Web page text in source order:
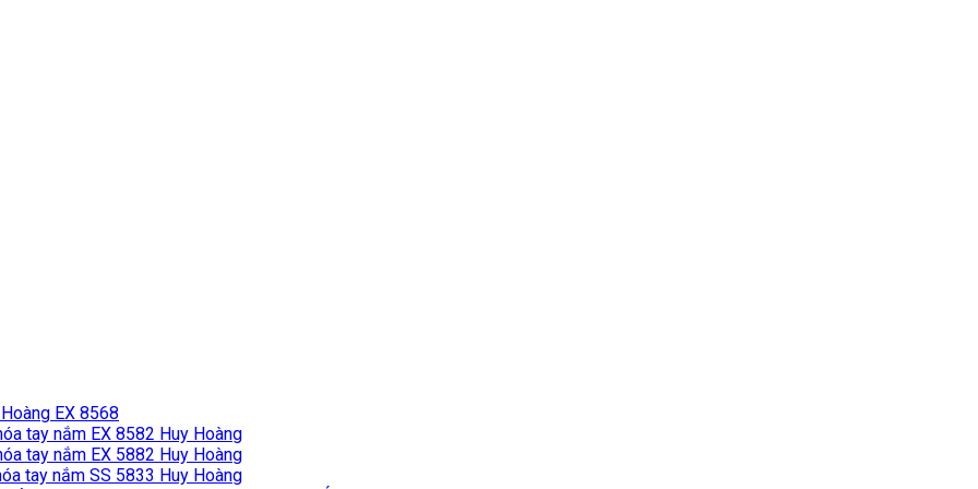
EX 8568
tay nắm EX 8582 Huy Hoàng
tay nắm EX 5882 Huy Hoàng
tay nắm SS 5833 Huy Hoàng